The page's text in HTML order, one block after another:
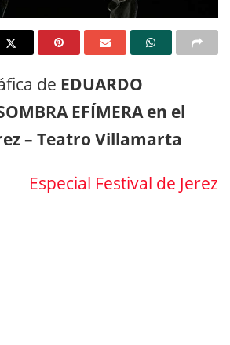
de EDUARDO
EFÍMERA en el
– Teatro Villamarta
Especial Festival de Jerez